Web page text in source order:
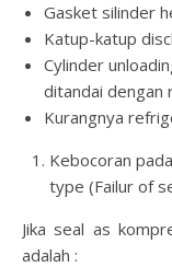
Gasket silinder
Katup-katup
Cylinder
ditandai dengan
Kurangnya
Kebocoran
type (Failur of
Jika seal as
adalah :